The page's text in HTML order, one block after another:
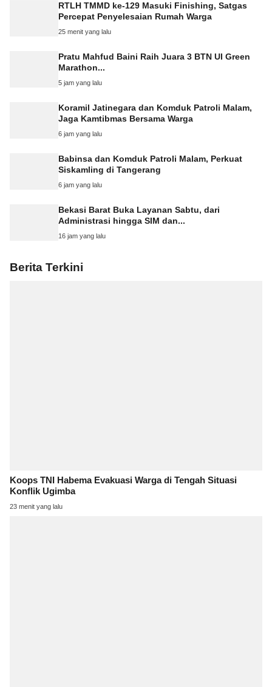
RTLH TMMD ke-129 Masuki Finishing, Satgas
Percepat Penyelesaian Rumah Warga
25 menit yang lalu
Pratu Mahfud Baini Raih Juara 3 BTN UI Green
Marathon...
5 jam yang lalu
Koramil Jatinegara dan Komduk Patroli Malam,
Jaga Kamtibmas Bersama Warga
6 jam yang lalu
Babinsa dan Komduk Patroli Malam, Perkuat
Siskamling di Tangerang
6 jam yang lalu
Bekasi Barat Buka Layanan Sabtu, dari
Administrasi hingga SIM dan...
16 jam yang lalu
Berita Terkini
Koops TNI Habema Evakuasi Warga di Tengah Situasi
Konflik Ugimba
23 menit yang lalu